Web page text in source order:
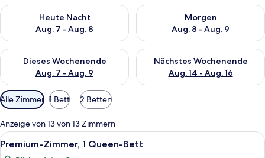
Heute Nacht
Aug. 7 - Aug. 8
Überprüfe die Verfügbarkeit für heute Nacht, Aug. 7 - Aug. 8.
Morgen
Aug. 8 - Aug. 9
Überprüfe die Verfügbarkeit
Dieses Wochenende
Aug. 7 - Aug. 9
Überprüfe die Verfügbarkeit für dieses Wochenende, Aug. 7
Nächstes Wochenende
Aug. 14 - Aug. 16
Überprüfe die Verfügbarkeit
Verfügbare
Filter
für
Zimmer
Alle Zimmer 1 Bett 2 Betten
Anzeige von 13 von 13 Zimmern
Alle
Fotos
Ein ordentlich eingerichtetes
5
Premium-Zimmer, 1 Queen-Bett